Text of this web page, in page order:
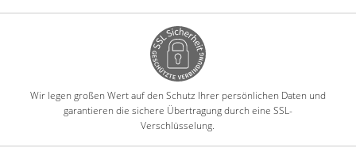
Wir legen großen Wert auf den Schutz Ihrer persönlichen Daten und
garantieren die sichere Übertragung durch eine SSL-
Verschlüsselung.